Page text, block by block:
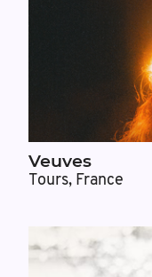
Veuves
Tours, France